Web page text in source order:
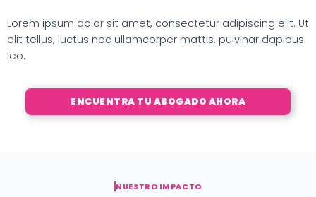
Lorem ipsum dolor sit amet, consectetur adipiscing elit. Ut
elit tellus, luctus nec ullamcorper mattis, pulvinar dapibus
leo.
ENCUENTRA TU ABOGADO AHORA
NUESTRO IMPACTO